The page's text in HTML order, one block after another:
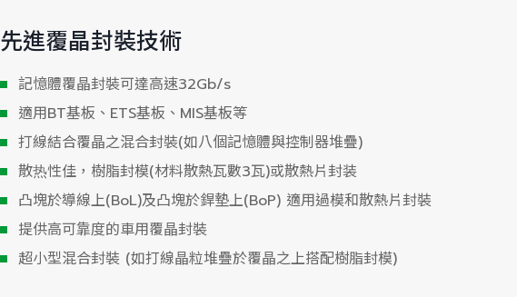
先進覆晶封裝技術
記憶體覆晶封裝可達高速32Gb/s
適用BT基板、ETS基板、MIS基板等
打線結合覆晶之混合封裝(如八個記憶體與控制器堆疊)
散热性佳，樹脂封模(材料散熱瓦數3瓦)或散熱片封装
凸塊於導線上(BoL)及凸塊於銲墊上(BoP) 適用過模和散熱片封裝
提供高可靠度的車用覆晶封裝
超小型混合封裝 (如打線晶粒堆疊於覆晶之上搭配樹脂封模)